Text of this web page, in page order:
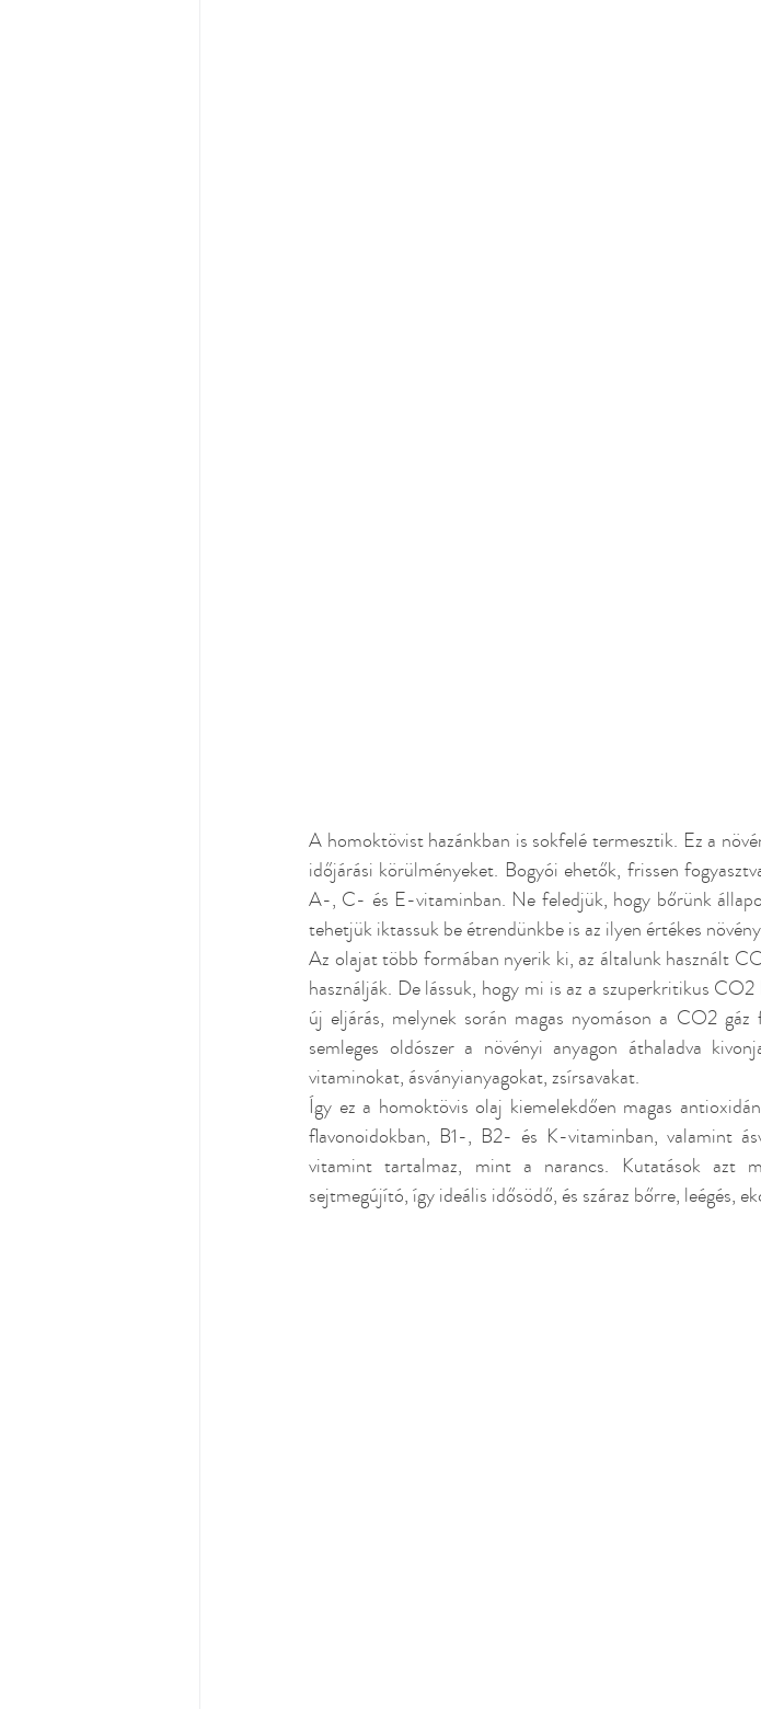
A homoktövist hazánkban is sokfelé termesztik. Ez a
időjárási körülményeket. Bogyói ehetők, frissen
A-, C- és E-vitaminban. Ne feledjük, hogy bőrünk
tehetjük iktassuk be étrendünkbe is az ilyen értékes
Az olajat több formában nyerik ki, az általunk használt
használják. De lássuk, hogy mi is az a szuperkritikus
új eljárás, melynek során magas nyomáson a CO2
semleges oldószer a növényi anyagon áthaladva
vitaminokat, ásványianyagokat, zsírsavakat.
Így ez a homoktövis olaj kiemelekdően magas
flavonoidokban, B1-, B2- és K-vitaminban, valamint
vitamint tartalmaz, mint a narancs. Kutatások azt
sejtmegújító, így ideális idősödő, és száraz bőrre, leégés,